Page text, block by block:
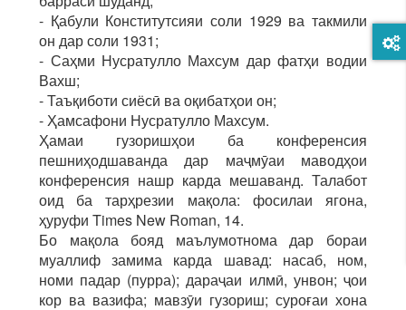
- Қабули Конститутсияи соли 1929 ва такмили
он дар соли 1931;
- Саҳми Нусратулло Махсум дар фатҳи водии
Вахш;
- Таъқиботи сиёсӣ ва оқибатҳои он;
- Ҳамсафони Нусратулло Махсум.
Ҳамаи гузоришҳои ба конференсия
пешниҳодшаванда дар маҷмӯаи маводҳои
конференсия нашр карда мешаванд. Талабот
оид ба тарҳрезии мақола: фосилаи ягона,
ҳуруфи Times New Rоman, 14.
Бо мақола бояд маълумотнома дар бораи
муаллиф замима карда шавад: насаб, ном,
номи падар (пурра); дараҷаи илмӣ, унвон; ҷои
кор ва вазифа; мавзӯи гузориш; суроғаи хона